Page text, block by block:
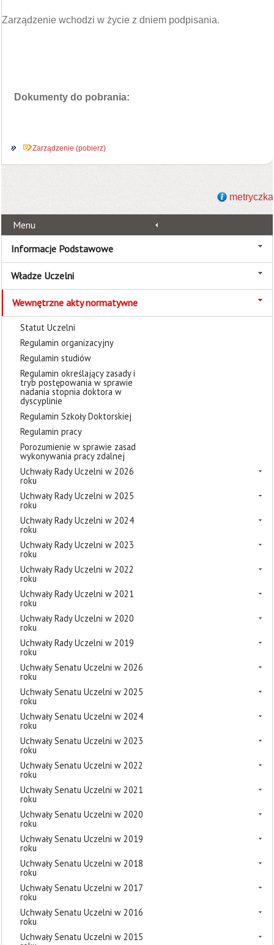
Zarządzenie wchodzi w życie z dniem podpisania.
Dokumenty do pobrania:
Zarządzenie (pobierz)
metryczka
Menu
Informacje Podstawowe
Władze Uczelni
Wewnętrzne akty normatywne
Statut Uczelni
Regulamin organizacyjny
Regulamin studiów
Regulamin określający zasady i
tryb postępowania w sprawie
nadania stopnia doktora w
dyscyplinie
Regulamin Szkoły Doktorskiej
Regulamin pracy
Porozumienie w sprawie zasad
wykonywania pracy zdalnej
Uchwały Rady Uczelni w 2026
roku
Uchwały Rady Uczelni w 2025
roku
Uchwały Rady Uczelni w 2024
roku
Uchwały Rady Uczelni w 2023
roku
Uchwały Rady Uczelni w 2022
roku
Uchwały Rady Uczelni w 2021
roku
Uchwały Rady Uczelni w 2020
roku
Uchwały Rady Uczelni w 2019
roku
Uchwały Senatu Uczelni w 2026
roku
Uchwały Senatu Uczelni w 2025
roku
Uchwały Senatu Uczelni w 2024
roku
Uchwały Senatu Uczelni w 2023
roku
Uchwały Senatu Uczelni w 2022
roku
Uchwały Senatu Uczelni w 2021
roku
Uchwały Senatu Uczelni w 2020
roku
Uchwały Senatu Uczelni w 2019
roku
Uchwały Senatu Uczelni w 2018
roku
Uchwały Senatu Uczelni w 2017
roku
Uchwały Senatu Uczelni w 2016
roku
Uchwały Senatu Uczelni w 2015